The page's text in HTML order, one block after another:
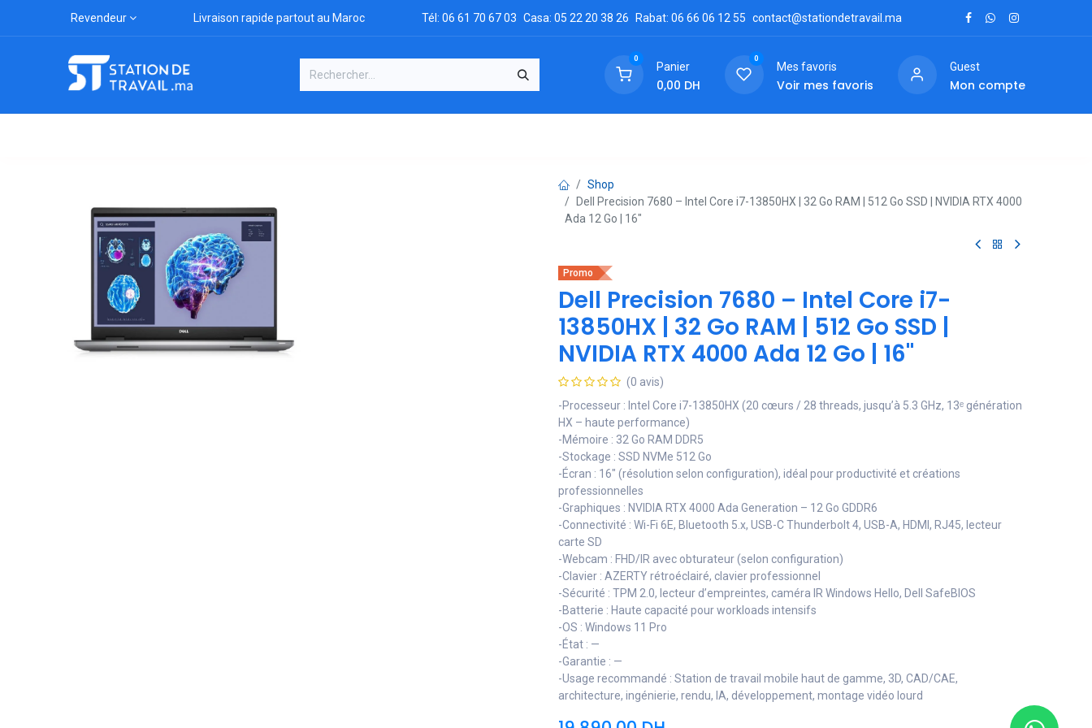
Revendeur Livraison rapide partout au Maroc Tél: 06 61 70 67 03 Casa: 05 22 20 38 26 Rabat: 06 66 06 12 55 contact@stationdetravail.ma
0
Panier
0,00 DH
0
Mes favoris
Voir mes favoris
Guest
Mon compte
Shop
Dell Precision 7680 – Intel Core i7-13850HX | 32 Go RAM | 512 Go SSD | NVIDIA RTX 4000
Ada 12 Go | 16"
Promo
Dell Precision 7680 – Intel Core i7-
13850HX | 32 Go RAM | 512 Go SSD |
NVIDIA RTX 4000 Ada 12 Go | 16"
(0 avis)
-Processeur : Intel Core i7-13850HX (20 cœurs / 28 threads, jusqu’à 5.3 GHz, 13ᵉ génération
HX – haute performance)
-Mémoire : 32 Go RAM DDR5
-Stockage : SSD NVMe 512 Go
-Écran : 16" (résolution selon configuration), idéal pour productivité et créations
professionnelles
-Graphiques : NVIDIA RTX 4000 Ada Generation – 12 Go GDDR6
-Connectivité : Wi-Fi 6E, Bluetooth 5.x, USB-C Thunderbolt 4, USB-A, HDMI, RJ45, lecteur
carte SD
-Webcam : FHD/IR avec obturateur (selon configuration)
-Clavier : AZERTY rétroéclairé, clavier professionnel
-Sécurité : TPM 2.0, lecteur d’empreintes, caméra IR Windows Hello, Dell SafeBIOS
-Batterie : Haute capacité pour workloads intensifs
-OS : Windows 11 Pro
-État : —
-Garantie : —
-Usage recommandé : Station de travail mobile haut de gamme, 3D, CAD/CAE,
architecture, ingénierie, rendu, IA, développement, montage vidéo lourd